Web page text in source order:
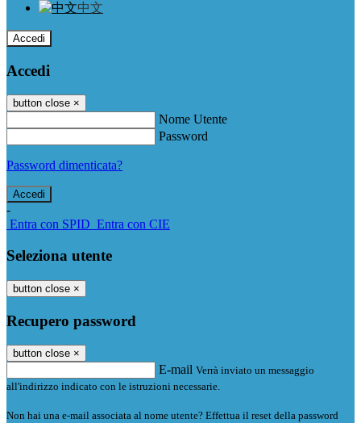
中文
Accedi
Accedi
button close ×
Nome Utente
Password
Password dimenticata?
-
Entra con SPID Entra con CIE
Seleziona utente
button close ×
Recupero password
button close ×
E-mail Verrà inviato un messaggio
all'indirizzo indicato con le istruzioni necessarie.
Non hai una e-mail associata al nome utente? Effettua il reset della password